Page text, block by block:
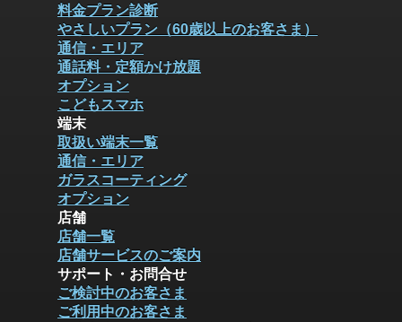
料金プラン診断
やさしいプラン（60歳以上のお客さま）
通信・エリア
通話料・定額かけ放題
オプション
こどもスマホ
端末
取扱い端末一覧
通信・エリア
ガラスコーティング
オプション
店舗
店舗一覧
店舗サービスのご案内
サポート・お問合せ
ご検討中のお客さま
ご利用中のお客さま